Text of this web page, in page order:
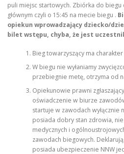
puli miejsc startowych. Zbiórka do
głównym czyli o 15:45 na mecie biegu .
opiekun wprowadzający dziecko/
bilet wstępu, chyba, że jest
Bieg towarzyszący ma
W biegu nie wyłaniamy
przebiegnie metę, otrzyma od
Opiekunowie prawni
oświadczenie w biurze
startuje w zawodach wyłącznie
posiada dobry stan zdrowia,
medycznych i
zawodach biegowych.
posiada ubezpieczenie NNW